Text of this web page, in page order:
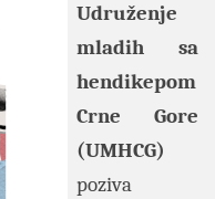
Udruženje
mladih sa
hendikepom
Crne Gore
(UMHCG)
poziva